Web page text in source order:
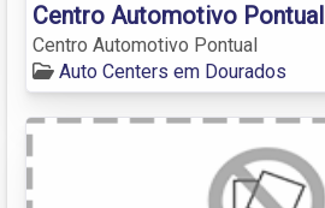
Centro Automotivo Pontual
Centro Automotivo Pontual
Auto Centers em Dourados